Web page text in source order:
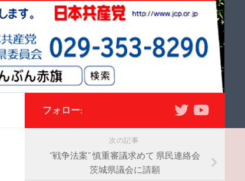
フォロー:
次の記事
“戦争法案” 慎重審議求めて 県民連絡会
茨城県議会に請願